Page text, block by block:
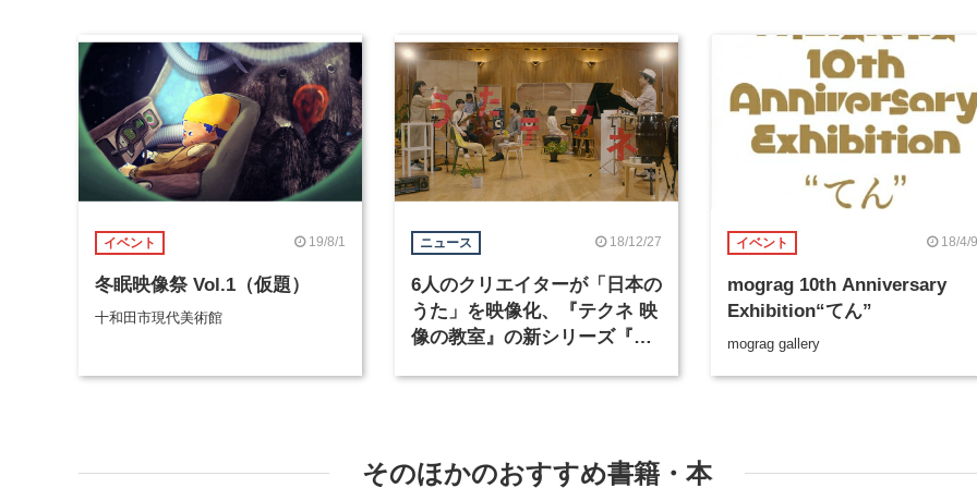
イベント 19/8/1
冬眠映像祭 Vol.1（仮題）
十和田市現代美術館
ニュース 18/12/27
6人のクリエイターが「日本の
うた」を映像化、『テクネ 映
像の教室』の新シリーズ『う
イベント 18/4/9
mograg 10th Anniversary
Exhibition“てん”
mograg gallery
そのほかのおすすめ書籍・本